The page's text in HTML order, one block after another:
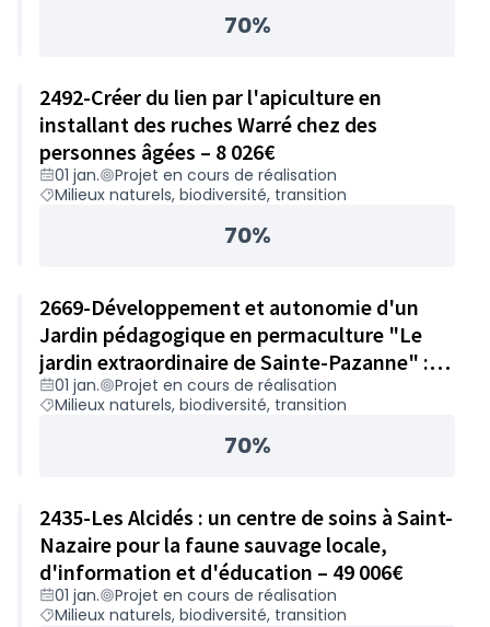
70%
2492-Créer du lien par l'apiculture en
installant des ruches Warré chez des
personnes âgées – 8 026€
01 jan.
Projet en cours de réalisation
Milieux naturels, biodiversité, transition
70%
2669-Développement et autonomie d'un
Jardin pédagogique en permaculture "Le
jardin extraordinaire de Sainte-Pazanne" :
achat de matériel – 49 978€
01 jan.
Projet en cours de réalisation
Milieux naturels, biodiversité, transition
70%
2435-Les Alcidés : un centre de soins à Saint-
Nazaire pour la faune sauvage locale,
d'information et d'éducation – 49 006€
01 jan.
Projet en cours de réalisation
Milieux naturels, biodiversité, transition